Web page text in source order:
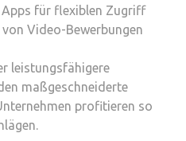
für flexiblen Zugriff
Video-Bewerbungen
leistungsfähigere
maßgeschneiderte
profitieren so